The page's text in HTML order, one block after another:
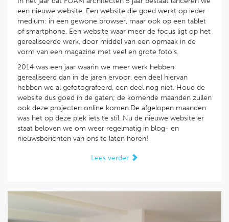
een nieuwe website. Een website die goed werkt op ieder
medium: in een gewone browser, maar ook op een tablet
of smartphone. Een website waar meer de focus ligt op het
gerealiseerde werk, door middel van een opmaak in de
vorm van een magazine met veel en grote foto’s.
2014 was een jaar waarin we meer werk hebben
gerealiseerd dan in de jaren ervoor, een deel hiervan
hebben we al gefotografeerd, een deel nog niet. Houd de
website dus goed in de gaten; de komende maanden zullen
ook deze projecten online komen.De afgelopen maanden
was het op deze plek iets te stil. Nu de nieuwe website er
staat beloven we om weer regelmatig in blog- en
nieuwsberichten van ons te laten horen!
Lees verder